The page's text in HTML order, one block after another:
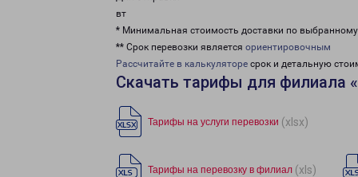
вт
* Минимальная стоимость доставки по
** Срок перевозки является ориентировочным
Рассчитайте в калькуляторе срок и детальную
Скачать тарифы для филиала
Тарифы на услуги перевозки (xlsx)
Тарифы на перевозку в филиал (xls)